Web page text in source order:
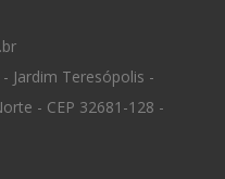
Jardim Teresópolis -
- CEP 32681-128 -